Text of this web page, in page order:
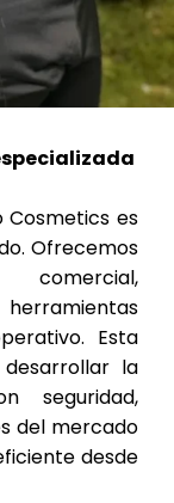
Cosmetics es
Ofrecemos
Esta
la
seguridad,
del mercado
desde